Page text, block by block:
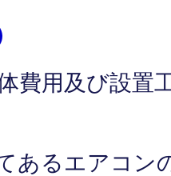
費用及び設置
あるエアコン